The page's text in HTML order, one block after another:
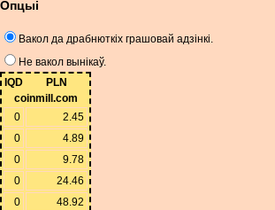
Опцыі
Вакол да драбнюткіх грашовай адзінкі.
Не вакол вынікаў.
IQD
PLN
coinmill.com
0
2.45
0
4.89
0
9.78
0
24.46
0
48.92